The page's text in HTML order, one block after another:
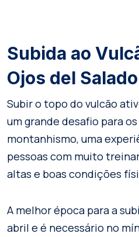
Subida ao
Ojos del Salado
Subir o topo do vulcão
um grande desafio para
montanhismo, uma
pessoas com muito
altas e boas condições
A melhor época para a
abril e é necessário no